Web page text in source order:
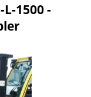
L-1500 -